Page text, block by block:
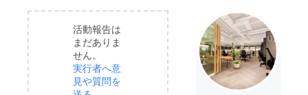
活動報告は
まだありま
せん。
実行者へ意
見や質問を